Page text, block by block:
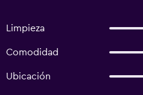
Limpieza
Comodidad
Ubicación